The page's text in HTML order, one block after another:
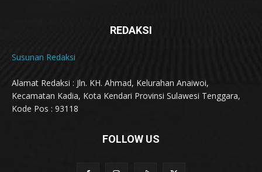
REDAKSI
Susunan Redaksi
Alamat Redaksi : Jln. KH. Ahmad, Kelurahan Anaiwoi,
Kecamatan Kadia, Kota Kendari Provinsi Sulawesi Tenggara,
Kode Pos : 93118
FOLLOW US